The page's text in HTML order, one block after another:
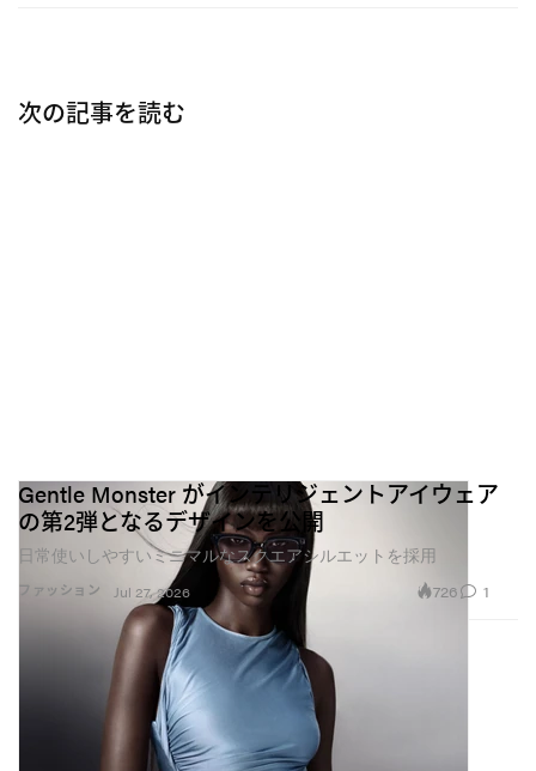
次の記事を読む
ファッション
Gentle Monster がインテリジェントアイウェア
の第2弾となるデザインを公開
日常使いしやすいミニマルなスクエアシルエットを採用
Jul 27, 2026 726 1